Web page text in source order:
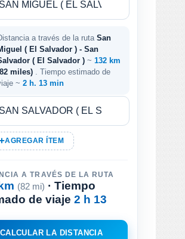
a través de la ruta San
( El Salvador ) - San
( El Salvador ) ~ 132 km
miles)
. Tiempo estimado de
~ 2 h. 13 min
AGREGAR ÍTEM
A TRAVÉS DE LA RUTA
(82 mi) · Tiempo
de viaje 2 h 13
CALCULAR LA DISTANCIA